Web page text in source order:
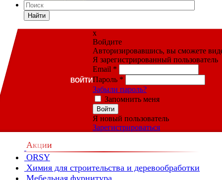
Найти
ВОЙТИ
x
Войдите
Авторизировавшись, вы сможете
Я зарегистрированный пользователь
Email *
Пароль *
Забыли пароль?
Запомнить меня
Войти
Я новый пользователь
Зарегистрироваться
Акции
ORSY
Химия для строительства и деревообработки
Мебельная фурнитура